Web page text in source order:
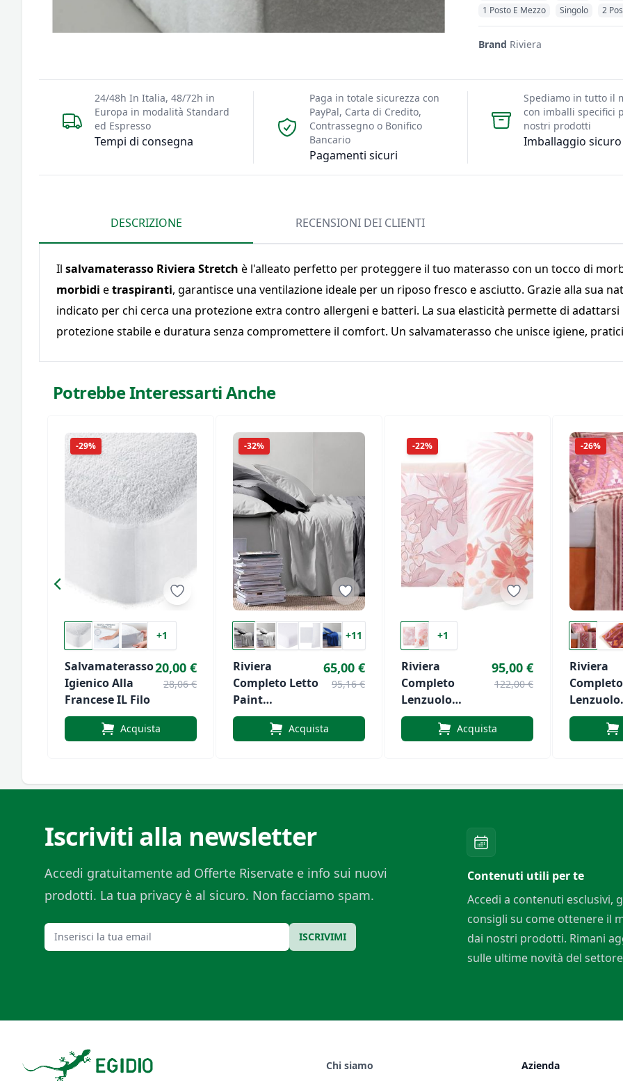
1 Posto E Mezzo
Singolo 2
Brand Riviera
Tempi di consegna
24/48h In Italia, 48/72h in
Europa in modalità Standard
ed Espresso
Pagamenti sicuri
Paga in totale sicurezza con
PayPal, Carta di Credito,
Contrassegno o Bonifico
Bancario
Imballaggio sicuro
Spediamo in tutto il
con imballi specifici
nostri prodotti
DESCRIZIONE RECENSIONI DEI CLIENTI
Il salvamaterasso Riviera Stretch è l'alleato perfetto per proteggere il tuo materasso con un tocco di
morbidi etraspiranti, garantisce una ventilazione ideale per un riposo fresco e asciutto. Grazie alla sua
indicato per chi cerca una protezione extra contro allergeni e batteri. La sua elasticità permette di
protezione stabile e duratura senza compromettere il comfort. Un salvamaterasso che unisce igiene,
Potrebbe Interessarti Anche
-29%
+1
Salvamaterasso
Igienico Alla
Francese IL Filo
20,00 €
28,06 €
Acquista
-32%
+11
Riviera
Completo Letto
Paint
Matrimoniale
65,00 €
95,16 €
Acquista
-22%
+1
Riviera
Completo
Lenzuolo
Copriletto Giava
95,00 €
122,00 €
Acquista
-26%
Riviera
Completo
Lenzuolo
Iscriviti alla newsletter
Accedi gratuitamente ad Offerte Riservate e info sui nuovi
prodotti. La tua privacy è al sicuro. Non facciamo spam.
Email ISCRIVIMI
Contenuti utili per te
Accedi a contenuti esclusivi,
consigli su come ottenere il
dai nostri prodotti. Rimani
sulle ultime novità del
Chi siamo
Azienda